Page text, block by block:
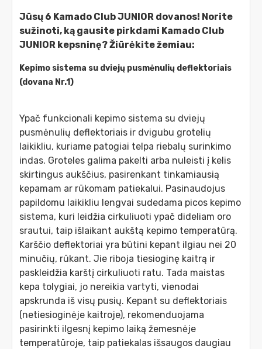
Jūsų 6 Kamado Club JUNIOR dovanos! Norite
sužinoti, ką gausite pirkdami Kamado Club
JUNIOR kepsninę? Žiūrėkite žemiau:
Kepimo sistema su dviejų pusmėnulių deflektoriais
(dovana Nr.1)
Ypač funkcionali kepimo sistema su dviejų
pusmėnulių deflektoriais ir dvigubu grotelių
laikikliu, kuriame patogiai telpa riebalų surinkimo
indas. Groteles galima pakelti arba nuleisti į kelis
skirtingus aukščius, pasirenkant tinkamiausią
kepamam ar rūkomam patiekalui. Pasinaudojus
papildomu laikikliu lengvai sudedama picos kepimo
sistema, kuri leidžia cirkuliuoti ypač dideliam oro
srautui, taip išlaikant aukštą kepimo temperatūrą.
Karščio deflektoriai yra būtini kepant ilgiau nei 20
minučių, rūkant. Jie riboja tiesioginę kaitrą ir
paskleidžia karštį cirkuliuoti ratu. Tada maistas
kepa tolygiai, jo nereikia vartyti, vienodai
apskrunda iš visų pusių. Kepant su deflektoriais
(netiesioginėje kaitroje), rekomenduojama
pasirinkti ilgesnį kepimo laiką žemesnėje
temperatūroje, taip patiekalas išsaugos daugiau